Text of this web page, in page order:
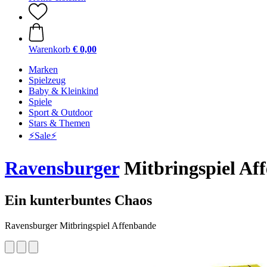
Warenkorb € 0,00
Marken
Spielzeug
Baby & Kleinkind
Spiele
Sport & Outdoor
Stars & Themen
⚡️Sale⚡️
RavensburgerMitbringspiel
Ein kunterbuntes Chaos
Ravensburger Mitbringspiel Affenbande